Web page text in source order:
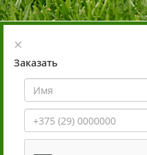
×
Заказать